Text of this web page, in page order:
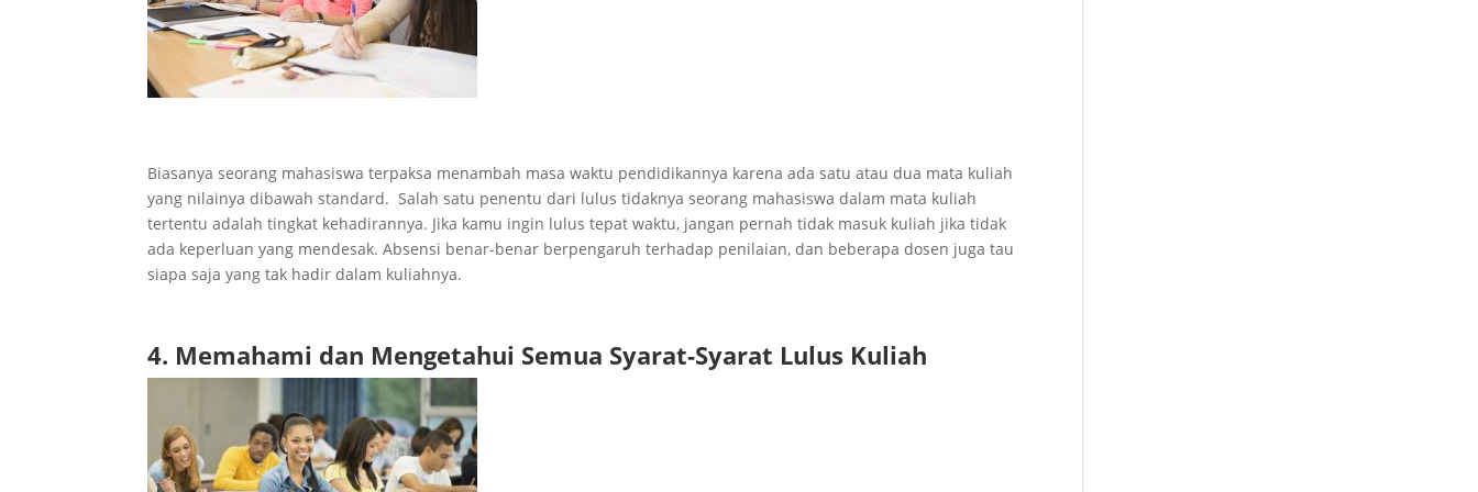
Biasanya seorang mahasiswa terpaksa menambah masa waktu pendidikannya karena ada satu atau dua mata kuliah
yang nilainya dibawah standard. Salah satu penentu dari lulus tidaknya seorang mahasiswa dalam mata kuliah
tertentu adalah tingkat kehadirannya. Jika kamu ingin lulus tepat waktu, jangan pernah tidak masuk kuliah jika tidak
ada keperluan yang mendesak. Absensi benar-benar berpengaruh terhadap penilaian, dan beberapa dosen juga tau
siapa saja yang tak hadir dalam kuliahnya.
4. Memahami dan Mengetahui Semua Syarat-Syarat Lulus Kuliah